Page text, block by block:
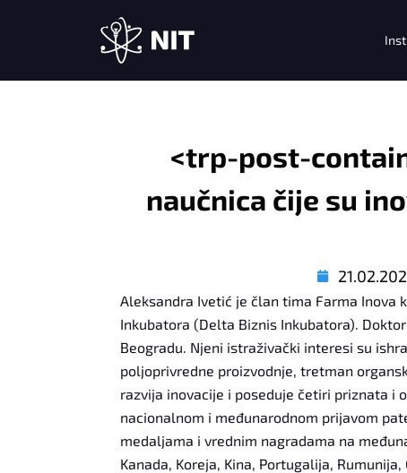
<trp-post-
naučnica čije su
Aleksandra Ivetić je član tima Farma Inova
Inkubatora (Delta Biznis Inkubatora).
Beogradu. Njeni istraživački interesi su
poljoprivredne proizvodnje, tretman
razvija inovacije i poseduje četiri priznata i
nacionalnom i međunarodnom prijavom
medaljama i vrednim nagradama na
Kanada, Koreja, Kina, Portugalija,